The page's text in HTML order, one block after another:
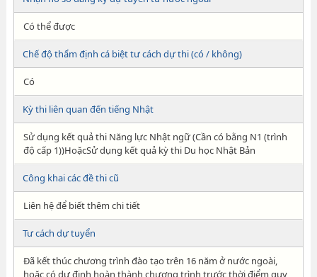
Có thể được
Chế độ thẩm định cá biệt tư cách dự thi (có / không)
Có
Kỳ thi liên quan đến tiếng Nhật
Sử dụng kết quả thi Năng lực Nhật ngữ (Cần có bằng N1 (trình
độ cấp 1))HoặcSử dụng kết quả kỳ thi Du học Nhật Bản
Công khai các đề thi cũ
Liên hệ để biết thêm chi tiết
Tư cách dự tuyển
Đã kết thúc chương trình đào tạo trên 16 năm ở nước ngoài,
hoặc có dự định hoàn thành chương trình trước thời điểm quy